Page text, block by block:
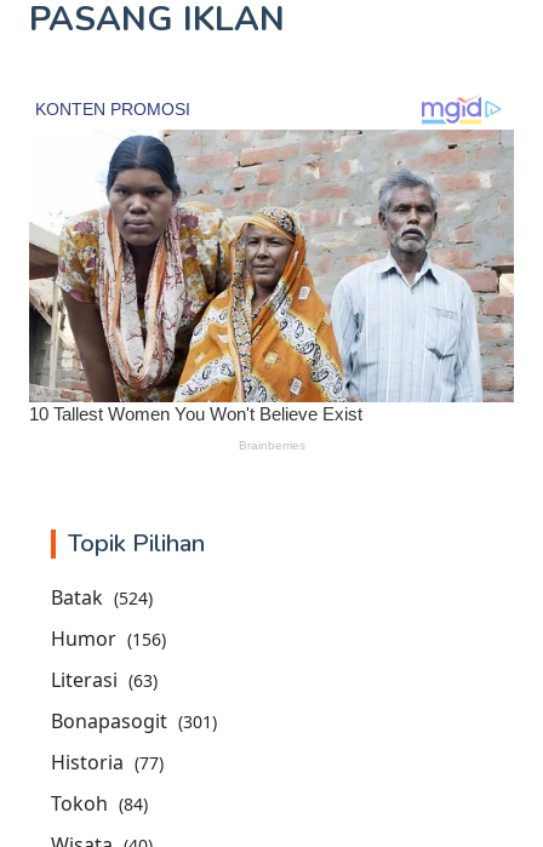
PASANG IKLAN
Topik Pilihan
Batak (524)
Humor (156)
Literasi (63)
Bonapasogit (301)
Historia (77)
Tokoh (84)